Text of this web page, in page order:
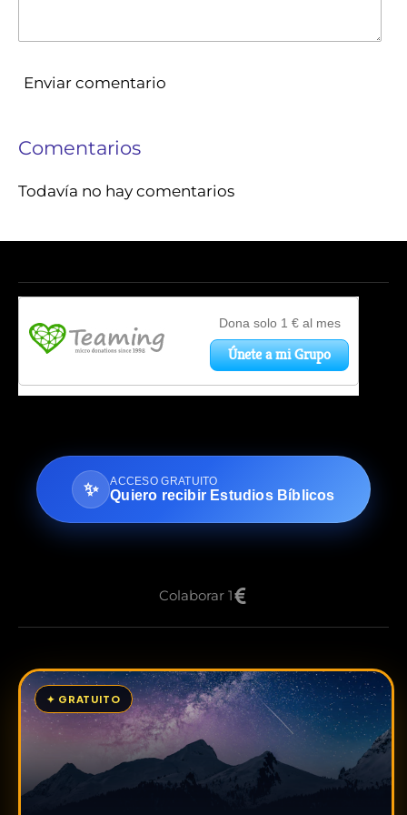
Enviar comentario
Comentarios
Todavía no hay comentarios
✨ ACCESO GRATUITO
Quiero recibir Estudios Bíblicos
Colaborar 1
✦ GRATUITO